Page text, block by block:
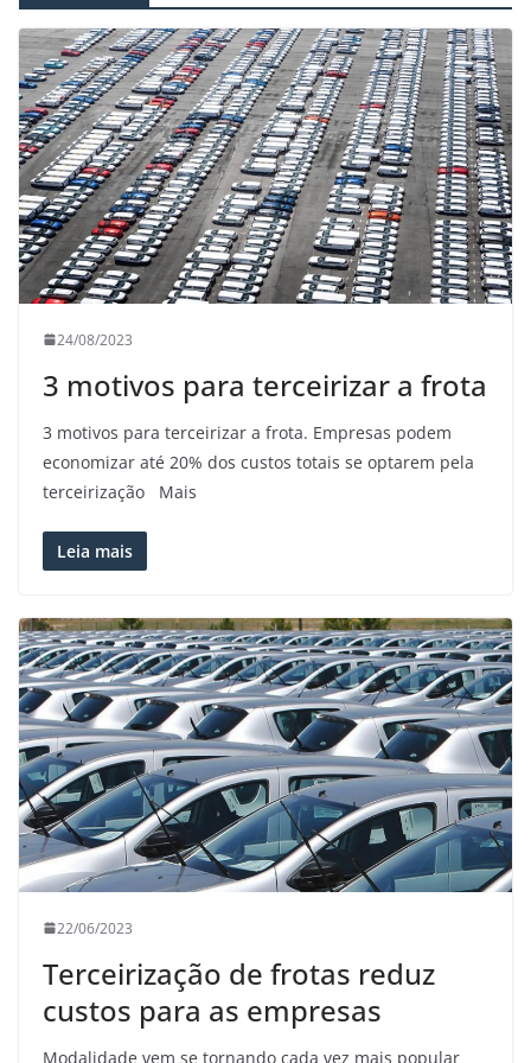
24/08/2023
3 motivos para terceirizar a frota
3 motivos para terceirizar a frota. Empresas podem
economizar até 20% dos custos totais se optarem pela
terceirização Mais
Leia mais
22/06/2023
Terceirização de frotas reduz
custos para as empresas
Modalidade vem se tornando cada vez mais popular